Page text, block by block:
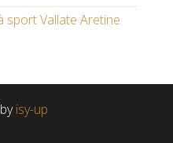
sport Vallate Aretine
isy-up